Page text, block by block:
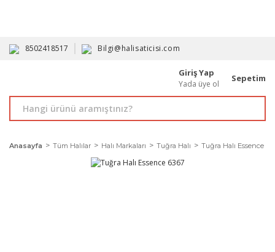
8502418517 Bilgi@halisaticisi.com
Giriş Yap
Yada üye ol
Sepetim
Anasayfa Tüm Halılar Halı Markaları Tuğra Halı Tuğra Halı Essence